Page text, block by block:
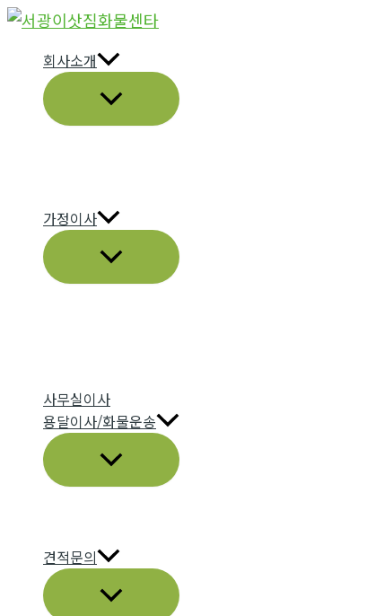
콘
회사소개
메
토
가정이사
메
토
사무실이사
용달이사/화물운송
메
토
견적문의
메